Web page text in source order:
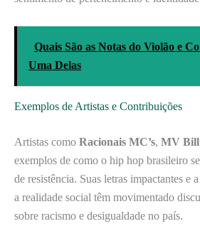
Quais São as Notas do Violão e
Uma Delas
Exemplos de Artistas e Contribuições
Artistas como Racionais MC’s, MV Bill
exemplos de como o hip hop brasileiro
de resistência. Suas letras impactantes e
a realidade social têm movimentado
sobre racismo e desigualdade no país.